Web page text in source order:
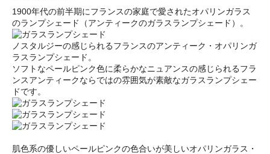
1900年代の前半期にフランスの家庭で愛されたオパリンガラス
のランプシェード（アンティークのガラスランプシェード）。
ノスタルジーの感じられるフランスのアンティーク・オパリンガ
ラスランプシェード。
ソフトなペールピンク色に柔らかなニュアンスの感じられるフラ
ンスアンティークならではの雰囲気が素敵なガラスランプシェー
ドです。
肌色系の優しいペールピンクの色合いが美しいオパリンガラス・